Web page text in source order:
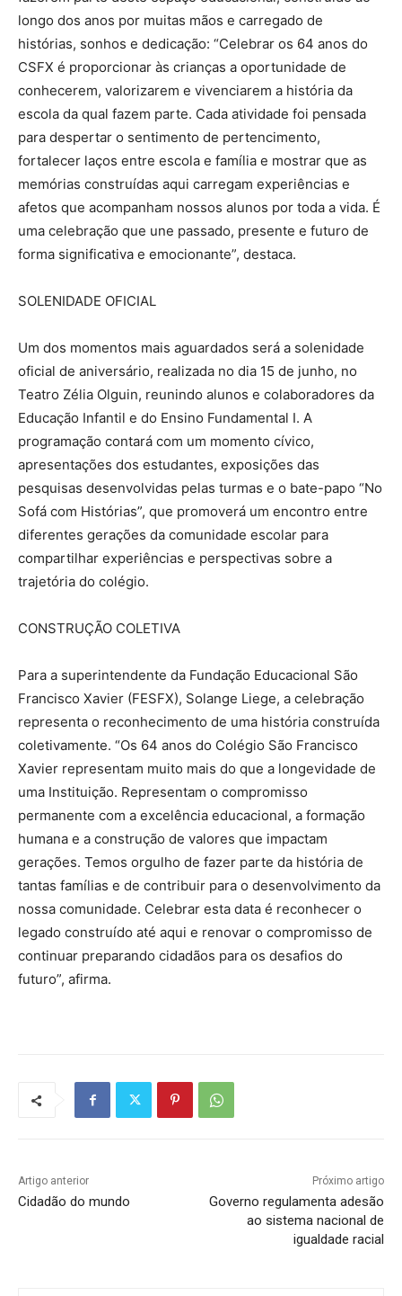
longo dos anos por muitas mãos e carregado de
histórias, sonhos e dedicação: “Celebrar os 64 anos do
CSFX é proporcionar às crianças a oportunidade de
conhecerem, valorizarem e vivenciarem a história da
escola da qual fazem parte. Cada atividade foi pensada
para despertar o sentimento de pertencimento,
fortalecer laços entre escola e família e mostrar que as
memórias construídas aqui carregam experiências e
afetos que acompanham nossos alunos por toda a vida. É
uma celebração que une passado, presente e futuro de
forma significativa e emocionante”, destaca.
SOLENIDADE OFICIAL
Um dos momentos mais aguardados será a solenidade
oficial de aniversário, realizada no dia 15 de junho, no
Teatro Zélia Olguin, reunindo alunos e colaboradores da
Educação Infantil e do Ensino Fundamental I. A
programação contará com um momento cívico,
apresentações dos estudantes, exposições das
pesquisas desenvolvidas pelas turmas e o bate-papo “No
Sofá com Histórias”, que promoverá um encontro entre
diferentes gerações da comunidade escolar para
compartilhar experiências e perspectivas sobre a
trajetória do colégio.
CONSTRUÇÃO COLETIVA
Para a superintendente da Fundação Educacional São
Francisco Xavier (FESFX), Solange Liege, a celebração
representa o reconhecimento de uma história construída
coletivamente. “Os 64 anos do Colégio São Francisco
Xavier representam muito mais do que a longevidade de
uma Instituição. Representam o compromisso
permanente com a excelência educacional, a formação
humana e a construção de valores que impactam
gerações. Temos orgulho de fazer parte da história de
tantas famílias e de contribuir para o desenvolvimento da
nossa comunidade. Celebrar esta data é reconhecer o
legado construído até aqui e renovar o compromisso de
continuar preparando cidadãos para os desafios do
futuro”, afirma.
Artigo anterior
Cidadão do mundo
Próximo artigo
Governo regulamenta adesão
ao sistema nacional de
igualdade racial